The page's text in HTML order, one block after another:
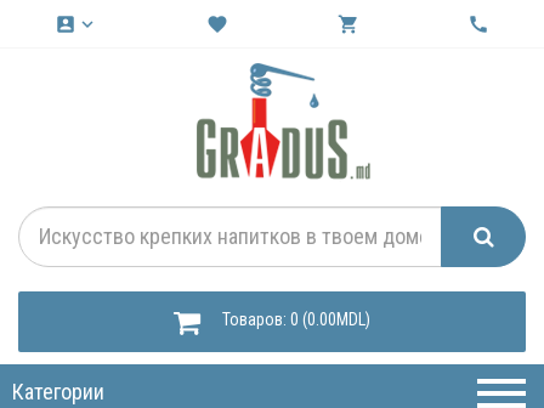
account_box keyboard_arrow_down favorite shopping_cart call
Товаров: 0 (0.00MDL)
Категории